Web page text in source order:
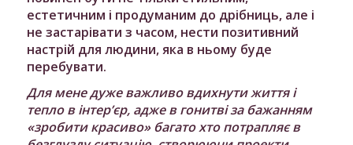
естетичним і продуманим до дрібниць, але і
не застарівати з часом, нести позитивний
настрій для людини, яка в ньому буде
перебувати.
Для мене дуже важливо вдихнути життя і
тепло в інтер’єр, адже в гонитві за бажанням
«зробити красиво» багато хто потрапляє в